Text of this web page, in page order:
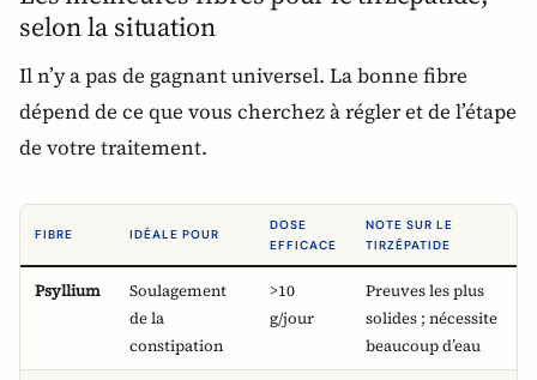
selon la situation
Il n’y a pas de gagnant universel. La bonne fibre
dépend de ce que vous cherchez à régler et de l’étape
de votre traitement.
FIBRE IDÉALE POUR
DOSE
EFFICACE
NOTE SUR LE
TIRZÉPATIDE
Psyllium
Soulagement
de la
constipation
>10
g/jour
Preuves les plus
solides ; nécessite
beaucoup d’eau